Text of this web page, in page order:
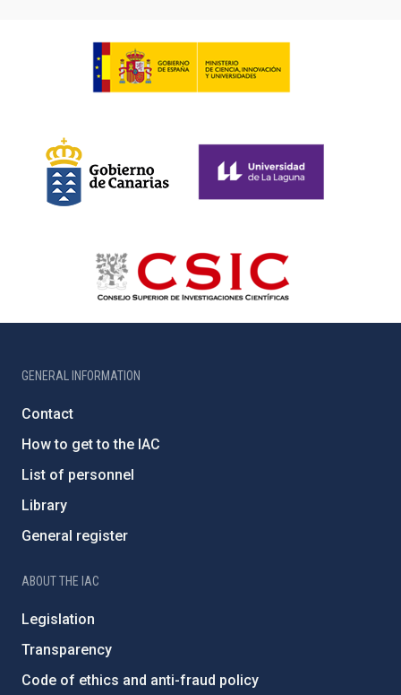
GENERAL INFORMATION
Contact
How to get to the IAC
List of personnel
Library
General register
ABOUT THE IAC
Legislation
Transparency
Code of ethics and anti-fraud policy